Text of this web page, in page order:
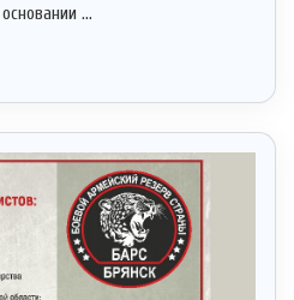
...